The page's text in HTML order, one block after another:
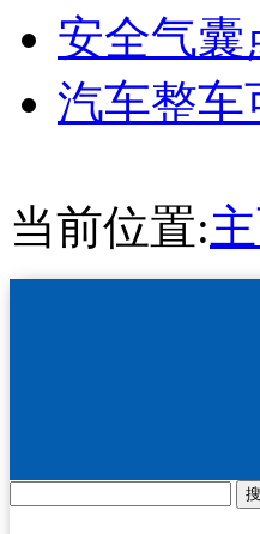
安全气囊
汽车整车
当前位置: